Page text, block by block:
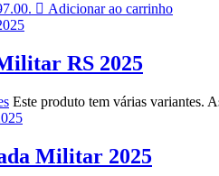
Adicionar ao carrinho
RS 2025
Este produto tem várias variantes.
Militar 2025